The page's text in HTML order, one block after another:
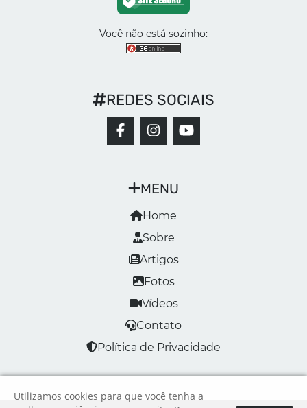
Você não está sozinho:
MENU
Home
Sobre
Artigos
Fotos
Vídeos
Contato
Política de Privacidade
REDES SOCIAIS
Utilizamos cookies para que você tenha a